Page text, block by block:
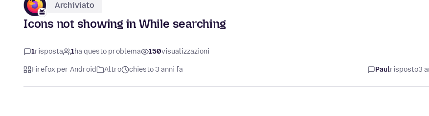
Archiviato
Icons not showing in While searching
1risposta 1ha questo problema 150visualizzazioni
Firefox per Android Altro chiesto 3 anni fa Paulrisposto3